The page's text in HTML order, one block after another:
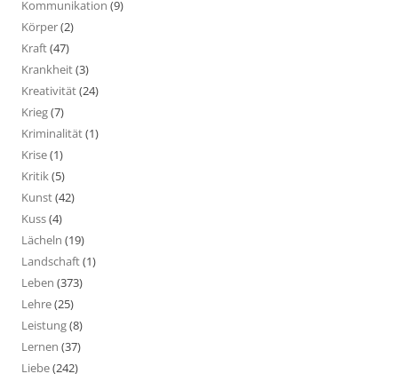
Kommunikation (9)
Körper(2)
Kraft(47)
Krankheit(3)
Kreativität(24)
Krieg(7)
Kriminalität(1)
Krise(1)
Kritik(5)
Kunst(42)
Kuss(4)
Lächeln (19)
Landschaft(1)
Leben (373)
Lehre(25)
Leistung(8)
Lernen (37)
Liebe(242)